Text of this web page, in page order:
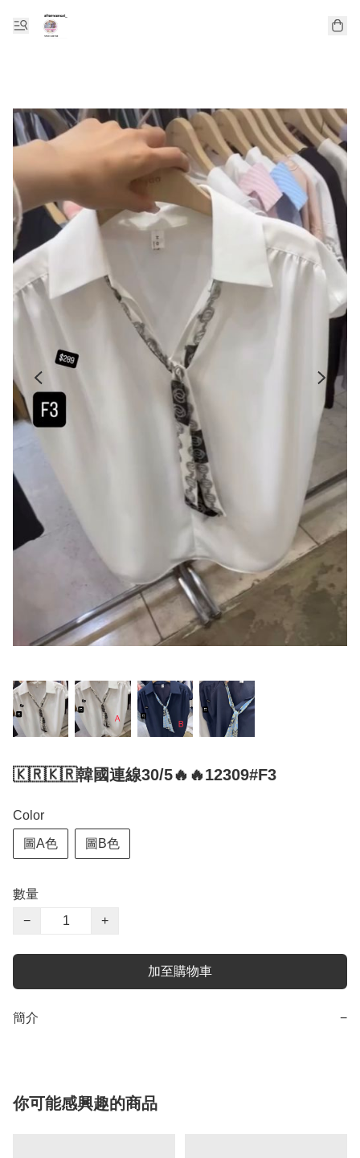
🇰🇷🇰🇷韓國連線30/5🔥🔥12309#F3
Color
圖A色 圖B色
數量
−
+
加至購物車
簡介 −
你可能感興趣的商品